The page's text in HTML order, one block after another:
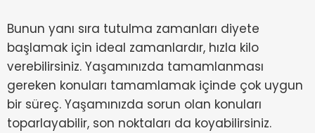
Bunun yanı sıra tutulma zamanları diyete
başlamak için ideal zamanlardır, hızla kilo
verebilirsiniz. Yaşamınızda tamamlanması
gereken konuları tamamlamak içinde çok uygun
bir süreç. Yaşamınızda sorun olan konuları
toparlayabilir, son noktaları da koyabilirsiniz.